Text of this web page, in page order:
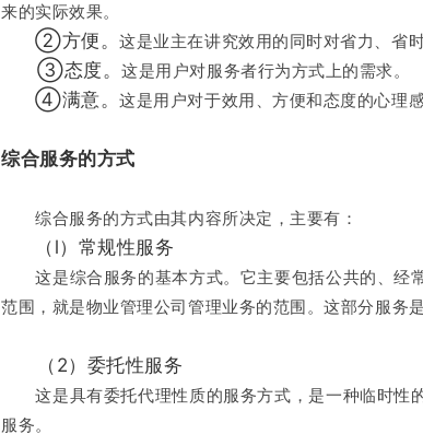
来的实际效果。
②方便。这是业主在讲究效用的同时对省力、省
③态度。这是用户对服务者行为方式上的需求。
④满意。这是用户对于效用、方便和态度的心理感
综合服务的方式
综合服务的方式由其内容所决定，主要有：
（l）常规性服务
这是综合服务的基本方式。它主要包括公共的、经
范围，就是物业管理公司管理业务的范围。这部分服务
（2）委托性服务
这是具有委托代理性质的服务方式，是一种临时性
服务。